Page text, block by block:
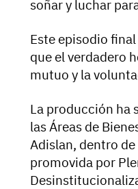
soñar y luchar
Este episodio
que el verdadero
mutuo y la
La producción ha
las Áreas de
Adislan, dentro
promovida por